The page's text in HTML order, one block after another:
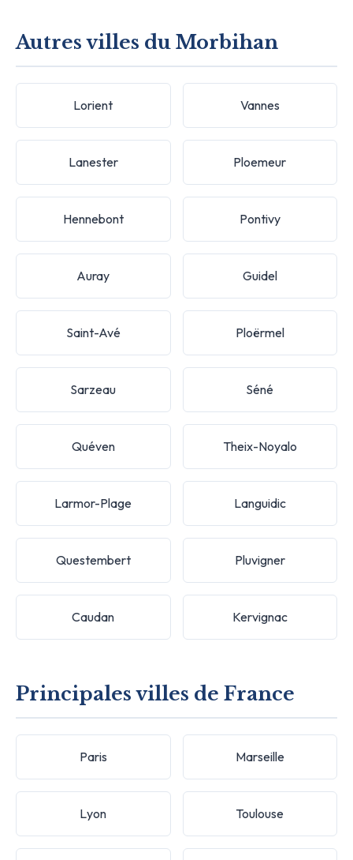
Autres villes du Morbihan
Lorient Vannes
Lanester Ploemeur
Hennebont Pontivy
Auray Guidel
Saint-Avé Ploërmel
Sarzeau Séné
Quéven Theix-Noyalo
Larmor-Plage Languidic
Questembert Pluvigner
Caudan Kervignac
Principales villes de France
Paris Marseille
Lyon Toulouse